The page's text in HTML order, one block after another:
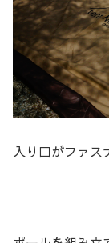
入り口がファス